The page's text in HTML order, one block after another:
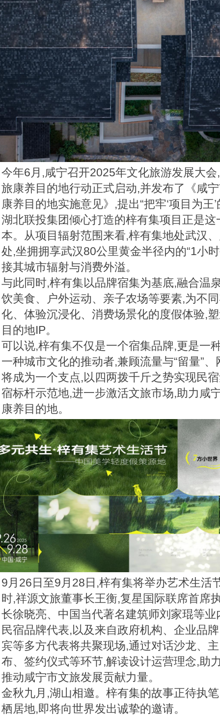
今年6月,咸宁召开2025年文化旅游发展大
旅康养目的地行动正式启动,并发布了《咸
康养目的地实施意见》,提出“把牢‘项目为王
湖北联投集团倾心打造的梓有集项目正是
本。从项目辐射范围来看,梓有集地处武汉
处,坐拥拥享武汉80公里黄金半径内的“1小
接其城市辐射与消费外溢。
与此同时,梓有集以品牌宿集为基底,融合温
饮美食、户外运动、亲子农场等要素,为不
化、体验沉浸化、消费场景化的度假体验,
目的地IP。
可以说,梓有集不仅是一个宿集品牌,更是一
一种城市文化的推动者,兼顾流量与“留量”
将成为一个支点,以四两拨千斤之势实现民
宿标杆示范地,进一步激活文旅市场,助力咸
康养目的地。
9月26日至9月28日,梓有集将举办艺术生活
时,祥源文旅董事长王衡,复星国际联席首席
长徐晓亮、中国当代著名建筑师刘家琨等
民宿品牌代表,以及来自政府机构、企业品
宾等多方代表将共聚现场,通过对话沙龙、
布、签约仪式等环节,解读设计运营理念,助
推动咸宁市文旅发展贡献力量。
金秋九月,湖山相邀。梓有集的故事正待执
栖居地,即将向世界发出诚挚的邀请。